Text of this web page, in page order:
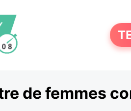
de femmes